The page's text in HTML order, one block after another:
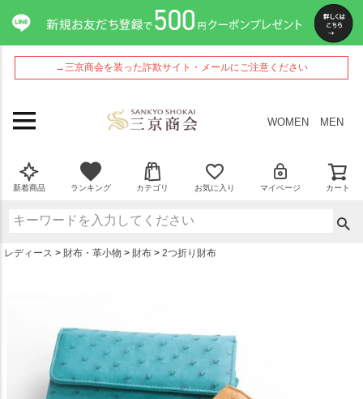
→三京商会を装った詐欺サイト・メールにご注意ください
WOMEN MEN
新着商品 ランキング カテゴリ お気に入り マイページ カート
レディース 財布・革小物 財布 2つ折り財布
ペー
ジト
ップ
へ